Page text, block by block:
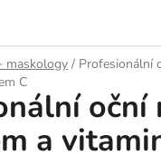
maskology / Profesionální
C
oční
a